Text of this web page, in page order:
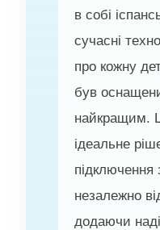
в собі
сучасні
про кожну
був
найкращим.
ідеальне
підключення
незалежно
додаючи